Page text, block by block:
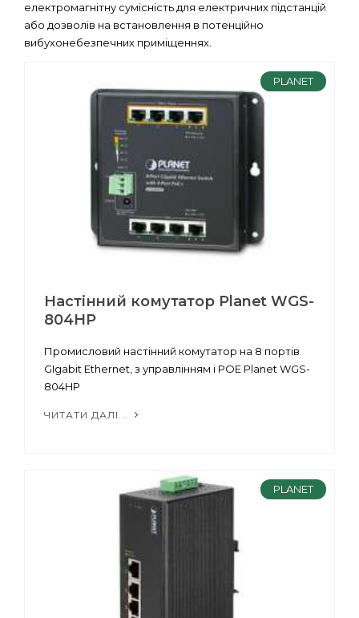
електромагнітну сумісність для електричних підстанцій
або дозволів на встановлення в потенційно
вибухонебезпечних приміщеннях.
PLANET
Настінний комутатор Planet WGS-
804HP
Промисловий настінний комутатор на 8 портів
GIgabit Ethernet, з управлінням і POE Planet WGS-
804HP
ЧИТАТИ ДАЛІ...
PLANET